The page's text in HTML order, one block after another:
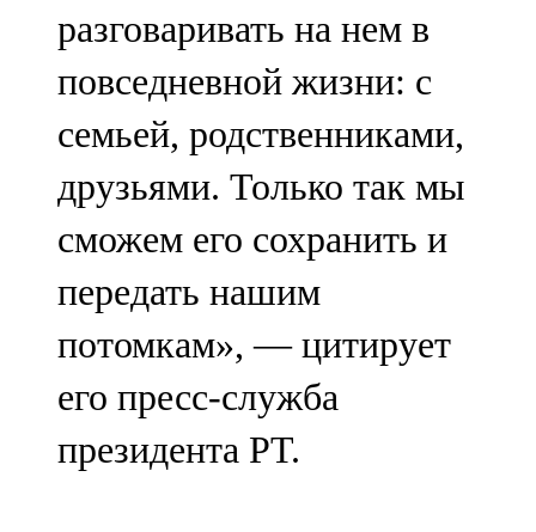
разговаривать на нем в
повседневной жизни: с
семьей, родственниками,
друзьями. Только так мы
сможем его сохранить и
передать нашим
потомкам», — цитирует
его пресс-служба
президента РТ.